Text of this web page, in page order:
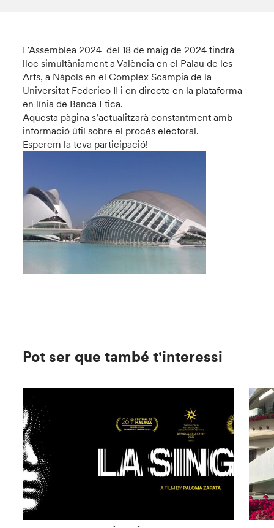
L’Assemblea 2024 del 18 de maig de 2024 tindrà
lloc simultàniament a València en el Palau de les
Arts, a Nàpols en el Complex Scampia de la
Universitat Federico II i en directe en la plataforma
en línia de Banca Etica.
Aquesta pàgina s’actualitzarà constantment amb
informació útil sobre el procés electoral.
Esperem la teva participació!
Pot ser que també t'interessi